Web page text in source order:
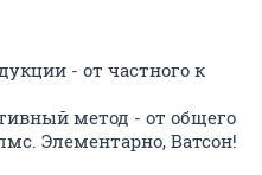
- от частного к
метод - от общего
Элементарно, Ватсон!